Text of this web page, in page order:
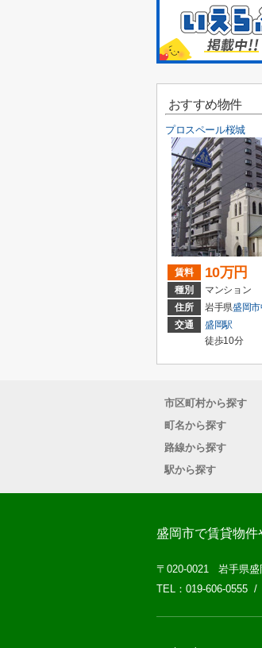
おすすめ物件
プロスペール桜城
賃料 10万円
種別
マンション
住所
岩手県盛岡市
交通
盛岡駅
徒歩10分
市区町村から探す
町名から探す
路線から探す
駅から探す
盛岡市で賃貸物
〒020-0021 岩手県盛
TEL：019-606-0555 /